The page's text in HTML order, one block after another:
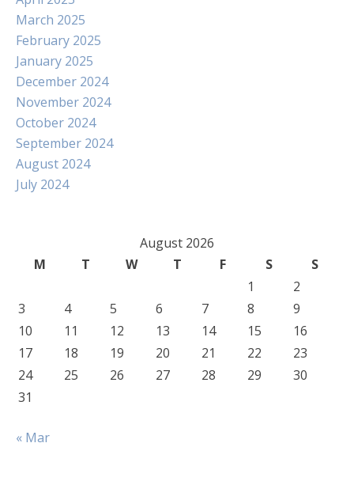
March 2025
February 2025
January 2025
December 2024
November 2024
October 2024
September 2024
August 2024
July 2024
August 2026
M
T W T F S
S
1
2
3
4 5 6 7 8
9
10
11 12 13 14 15
16
17
18 19 20 21 22
23
24
25 26 27 28 29
30
31
« Mar